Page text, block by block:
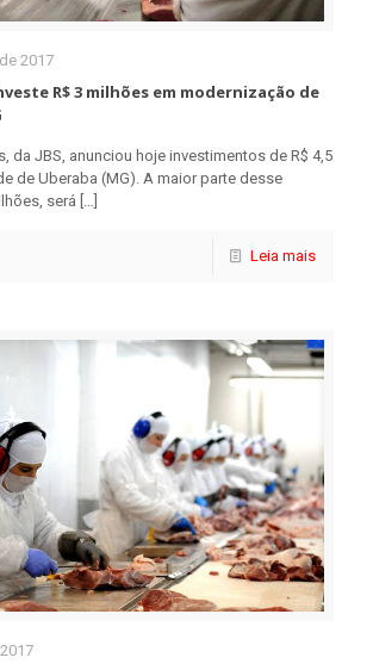
2017
R$ 3 milhões em modernização de
da JBS, anunciou hoje investimentos de R$ 4,5
de Uberaba (MG). A maior parte desse
será […]
Leia mais